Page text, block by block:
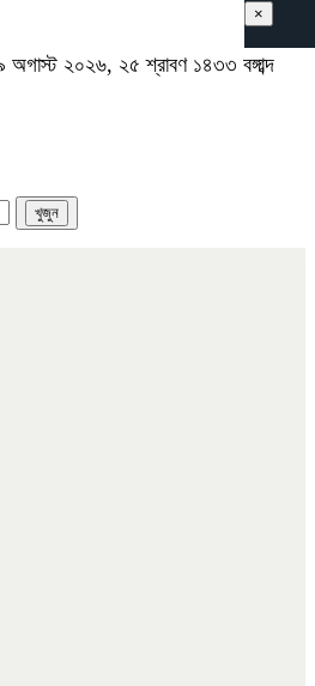
অগাস্ট ২০২৬, ২৫ শ্রাবণ ১৪৩৩ বঙ্গাব্দ
×